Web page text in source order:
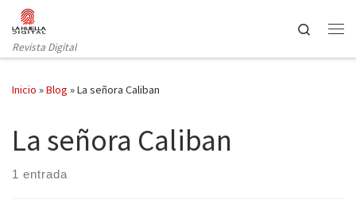
Saltar al contenido
Revista Digital
Search
Inicio »Blog »La señora Caliban
La señora Caliban
1 entrada